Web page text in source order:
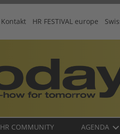
Kontakt HR FESTIVAL europe
HR COMMUNITY AGENDA